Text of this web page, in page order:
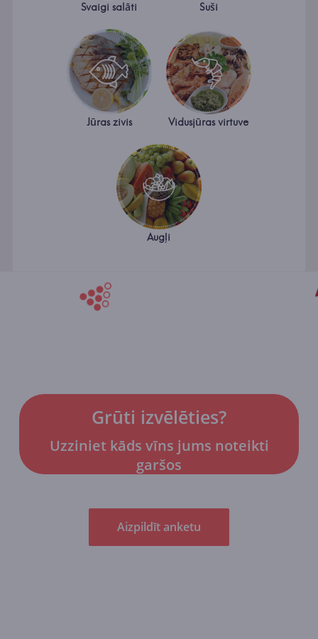
Svaigi salāti Suši
Jūras zivis Vidusjūras virtuve
Augļi
Grūti izvēlēties?
Uzziniet kāds vīns jums noteikti
garšos
Aizpildīt anketu